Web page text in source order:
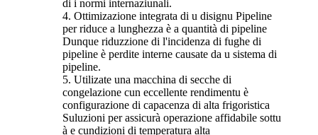
di i normi internaziunali.
4. Ottimizazione integrata di u disignu Pipeline
per riduce a lunghezza è a quantità di pipeline
Dunque riduzzione di l'incidenza di fughe di
pipeline è perdite interne causate da u sistema di
pipeline.
5. Utilizate una macchina di secche di
congelazione cun eccellente rendimentu è
configurazione di capacenza di alta frigoristica
Suluzioni per assicurà operazione affidabile sottu
à e cundizioni di temperatura alta